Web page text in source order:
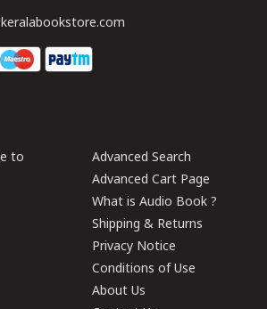
to
Advanced Search
Advanced Cart Page
What is Audio Book ?
Shipping & Returns
Privacy Notice
Conditions of Use
About Us